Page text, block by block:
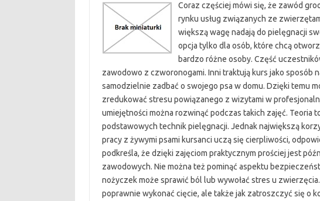
Coraz częściej mówi się, że zawód
rynku usług związanych ze
większą wagę nadają do pielęgnacji
opcja tylko dla osób, które chcą
bardzo różne osoby. Część
zawodowo z czworonogami. Inni traktują kurs jako sposób
samodzielnie zadbać o swojego psa w domu. Dzięki temu
zredukować stresu powiązanego z wizytami w
umiejętności można rozwinąć podczas takich zajęć. Teoria
podstawowych technik pielęgnacji. Jednak największą
pracy z żywymi psami kursanci uczą się cierpliwości,
podkreśla, że dzięki zajęciom praktycznym prościej jest
zawodowych. Nie można też pominąć aspektu
nożyczek może sprawić ból lub wywołać stres u
poprawnie wykonać cięcie, ale także jak zatroszczyć się o